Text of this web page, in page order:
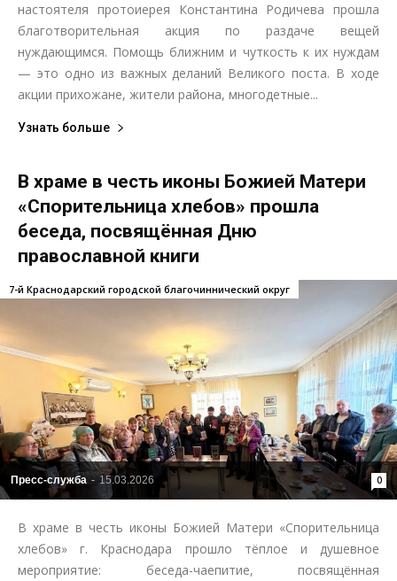
настоятеля протоиерея Константина Родичева прошла
благотворительная акция по раздаче вещей
нуждающимся. Помощь ближним и чуткость к их нуждам
— это одно из важных деланий Великого поста. В ходе
акции прихожане, жители района, многодетные...
Узнать больше
В храме в честь иконы Божией Матери
«Спорительница хлебов» прошла
беседа, посвящённая Дню
православной книги
Пресс-служба - 15.03.2026 0
7-й Краснодарский городской благочиннический округ
В храме в честь иконы Божией Матери «Спорительница
хлебов» г. Краснодара прошло тёплое и душевное
мероприятие: беседа-чаепитие, посвящённая